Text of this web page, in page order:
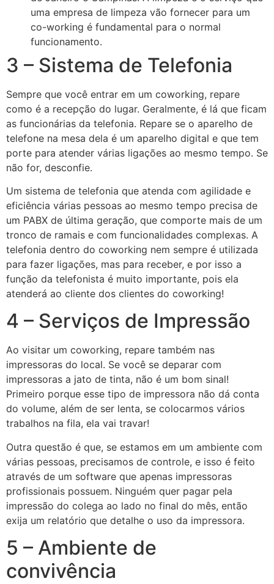
uma empresa de limpeza vão fornecer para um
co-working é fundamental para o normal
funcionamento.
3 – Sistema de Telefonia
Sempre que você entrar em um coworking, repare
como é a recepção do lugar. Geralmente, é lá que ficam
as funcionárias da telefonia. Repare se o aparelho de
telefone na mesa dela é um aparelho digital e que tem
porte para atender várias ligações ao mesmo tempo. Se
não for, desconfie.
Um sistema de telefonia que atenda com agilidade e
eficiência várias pessoas ao mesmo tempo precisa de
um PABX de última geração, que comporte mais de um
tronco de ramais e com funcionalidades complexas. A
telefonia dentro do coworking nem sempre é utilizada
para fazer ligações, mas para receber, e por isso a
função da telefonista é muito importante, pois ela
atenderá ao cliente dos clientes do coworking!
4 – Serviços de Impressão
Ao visitar um coworking, repare também nas
impressoras do local. Se você se deparar com
impressoras a jato de tinta, não é um bom sinal!
Primeiro porque esse tipo de impressora não dá conta
do volume, além de ser lenta, se colocarmos vários
trabalhos na fila, ela vai travar!
Outra questão é que, se estamos em um ambiente com
várias pessoas, precisamos de controle, e isso é feito
através de um software que apenas impressoras
profissionais possuem. Ninguém quer pagar pela
impressão do colega ao lado no final do mês, então
exija um relatório que detalhe o uso da impressora.
5 – Ambiente de
convivência